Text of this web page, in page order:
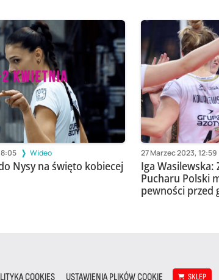
Wideo
Nysy na święto kobiecej
27 Marzec 2023, 12:59
Iga Wasilewska:
Pucharu Polski
pewności przed
COOKIES USTAWIENIA PLIKÓW COOKIE SKLEP